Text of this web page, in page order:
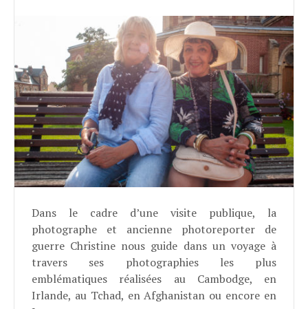
Dans le cadre d’une visite publique, la
photographe et ancienne photoreporter de
guerre Christine nous guide dans un voyage à
travers ses photographies les plus
emblématiques réalisées au Cambodge, en
Irlande, au Tchad, en Afghanistan ou encore en